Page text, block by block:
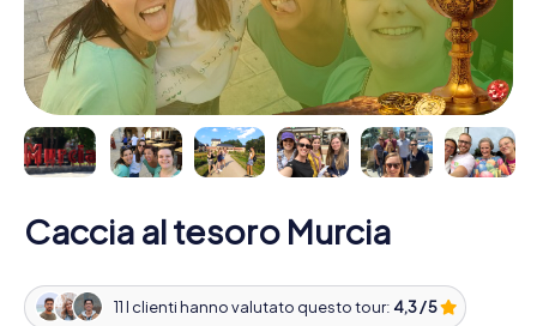
Caccia al tesoro Murcia
11 I clienti hanno valutato questo tour: 4,3 / 5